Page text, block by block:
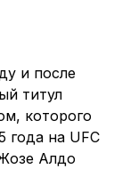
и после
титул
которого
года на UFC
Алдо